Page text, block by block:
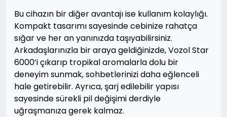
Bu cihazın bir diğer avantajı ise kullanım kolaylığı.
Kompakt tasarımı sayesinde cebinize rahatça
sığar ve her an yanınızda taşıyabilirsiniz.
Arkadaşlarınızla bir araya geldiğinizde, Vozol Star
6000’i çıkarıp tropikal aromalarla dolu bir
deneyim sunmak, sohbetlerinizi daha eğlenceli
hale getirebilir. Ayrıca, şarj edilebilir yapısı
sayesinde sürekli pil değişimi derdiyle
uğraşmanıza gerek kalmaz.